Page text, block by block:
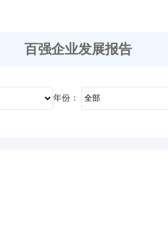
百强企业发展报告
年份：